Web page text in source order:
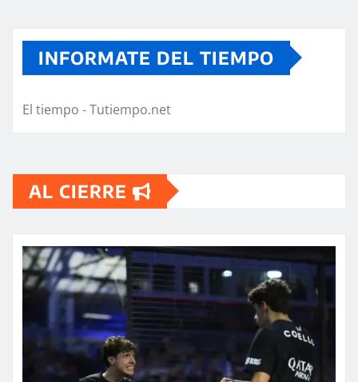
INFORMATE DEL TIEMPO
El tiempo - Tutiempo.net
AL CIERRE